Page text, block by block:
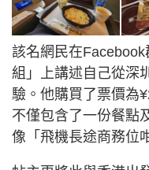
該名網民在
組」上講述自己從深
驗。他購買了票價為
不僅包含了一份餐點
像「飛機長途商務位